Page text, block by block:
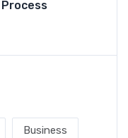
Business